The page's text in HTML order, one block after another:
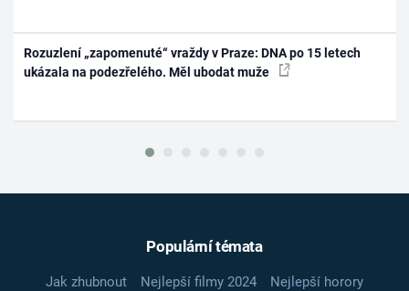
Rozuzlení „zapomenuté“ vraždy v Praze: DNA po 15 letech
ukázala na podezřelého. Měl ubodat muže
Populární témata
Jak zhubnout Nejlepší filmy 2024
Nejlepší horory